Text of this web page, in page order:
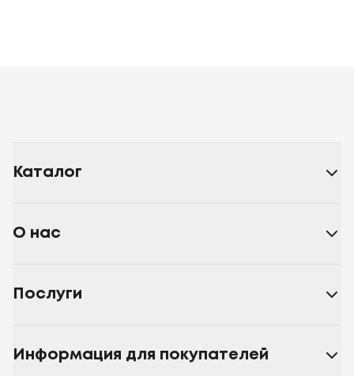
Каталог
О нас
Послуги
Информация для покупателей